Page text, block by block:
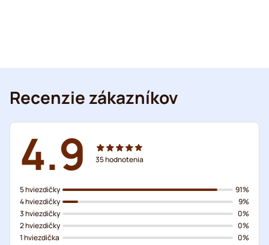
Recenzie zákazníkov
4.9 35hodnotenia
5 hviezdičky
4 hviezdičky
3 hviezdičky
2 hviezdičky
1 hviezdička
91%
9%
0%
0%
0%